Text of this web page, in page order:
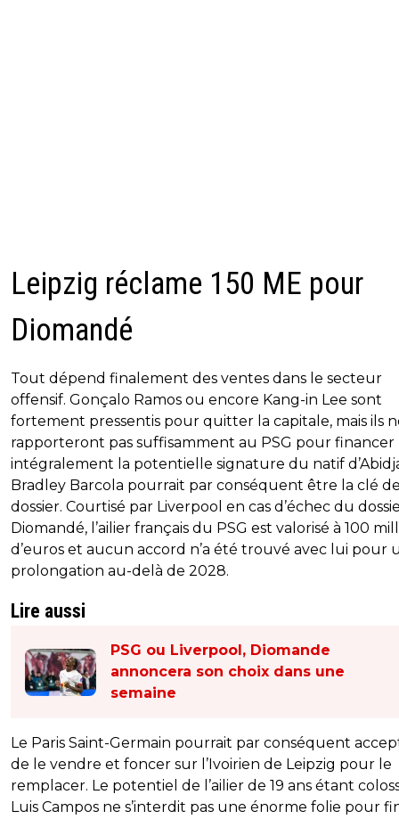
Leipzig réclame 150 ME pour
Diomandé
Tout dépend finalement des ventes dans le secteur
offensif. Gonçalo Ramos ou encore Kang-in Lee sont
fortement pressentis pour quitter la capitale, mais ils
rapporteront pas suffisamment au PSG pour financer
intégralement la potentielle signature du natif
Bradley Barcola pourrait par conséquent être la clé
dossier. Courtisé par Liverpool en cas d’échec du
Diomandé, l’ailier français du PSG est valorisé à 100
d’euros et aucun accord n’a été trouvé avec lui pour
prolongation au-delà de 2028.
Lire aussi
PSG ou Liverpool, Diomande
annoncera son choix dans une
semaine
Le Paris Saint-Germain pourrait par conséquent
de le vendre et foncer sur l’Ivoirien de Leipzig pour le
remplacer. Le potentiel de l’ailier de 19 ans étant
Luis Campos ne s’interdit pas une énorme folie pour